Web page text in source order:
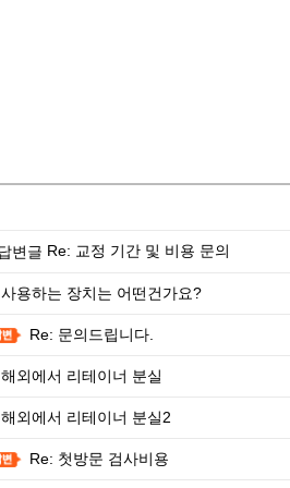
Re: 교정 기간 및 비용 문의
사용하는 장치는 어떤건가요?
Re: 문의드립니다.
해외에서 리테이너 분실
해외에서 리테이너 분실2
Re: 첫방문 검사비용